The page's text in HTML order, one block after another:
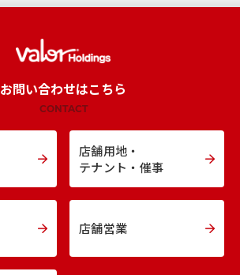
お問い合わせはこちら
CONTACT
店舗用地・
テナント・催事
店舗営業